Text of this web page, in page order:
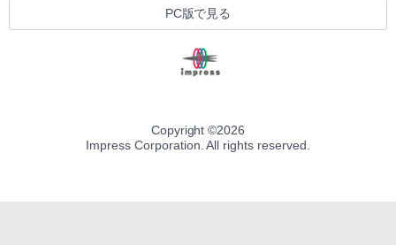
PC版で見る
Copyright ©2026
Impress Corporation. All rights reserved.